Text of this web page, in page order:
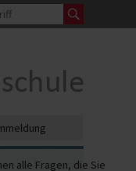
alle Fragen, die Sie